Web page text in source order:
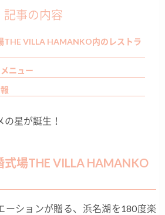
記事の内容
THE VILLA HAMANKO内のレストラ
ニュー
星が誕生！
式場THE VILLA HAMANKO
ーションが贈る、浜名湖を180度楽